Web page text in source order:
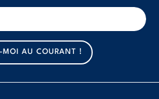
MOI AU COURANT !